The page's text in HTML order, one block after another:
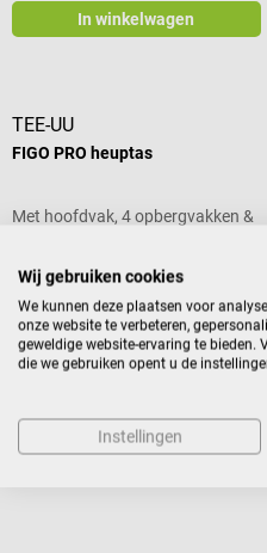
In winkelwagen
TEE-UU
FIGO PRO heuptas
Met hoofdvak, 4 opbergvakken &
kleur:rood
Prijzen incl. BTW, excl.
Wij gebruiken cookies
We kunnen deze plaatsen voor
onze website te verbeteren,
geweldige website-ervaring te bieden.
die we gebruiken opent u de
Instellingen